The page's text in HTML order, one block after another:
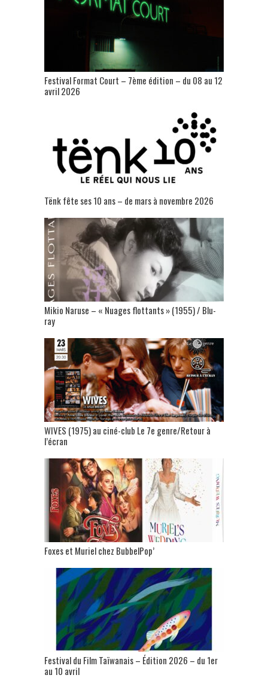
Festival Format Court – 7ème édition – du 08 au 12
avril 2026
Tënk fête ses 10 ans – de mars à novembre 2026
Mikio Naruse – « Nuages flottants » (1955) / Blu-
ray
WIVES (1975) au ciné-club Le 7e genre/Retour à
l’écran
Foxes et Muriel chez BubbelPop’
Festival du Film Taïwanais – Édition 2026 – du 1er
au 10 avril